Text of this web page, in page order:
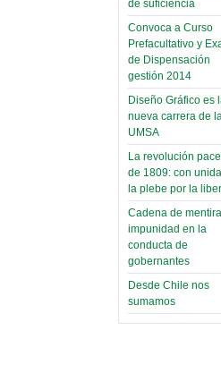
de suficiencia
Convoca a Curso
Prefacultativo y
de Dispensación
gestión 2014
Diseño Gráfico es
nueva carrera de
UMSA
La revolución
de 1809: con
la plebe por la
Cadena de
impunidad en la
conducta de
gobernantes
Desde Chile nos
sumamos